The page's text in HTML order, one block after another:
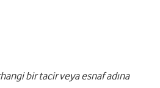
bir tacir veya esnaf adına